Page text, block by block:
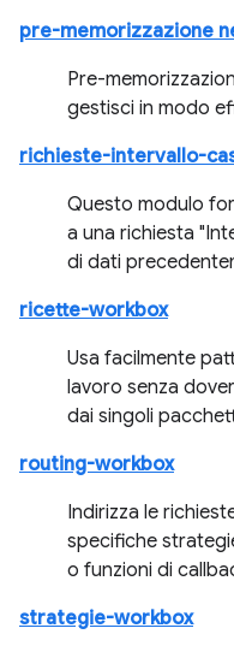
pre-memorizzazione
Pre-
gestisci in modo
richieste-intervallo-
Questo modulo
a una richiesta
di dati
ricette-workbox
Usa facilmente
lavoro senza
dai singoli
routing-workbox
Indirizza le
specifiche
o funzioni di
strategie-workbox